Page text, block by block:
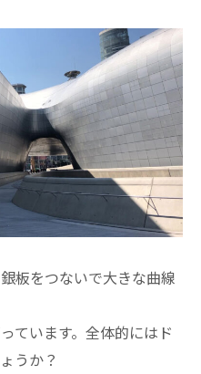
板をつないで大きな曲線
ています。全体的にはド
うか？